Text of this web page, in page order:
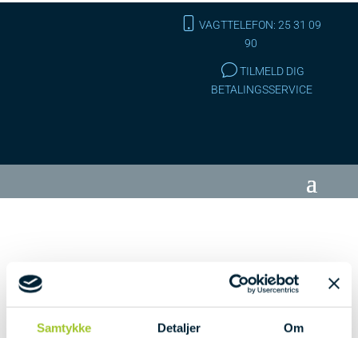
Samtykke Detaljer Om
VAGTTELEFON: 25 31 09
90
TILMELD DIG
BETALINGSSERVICE